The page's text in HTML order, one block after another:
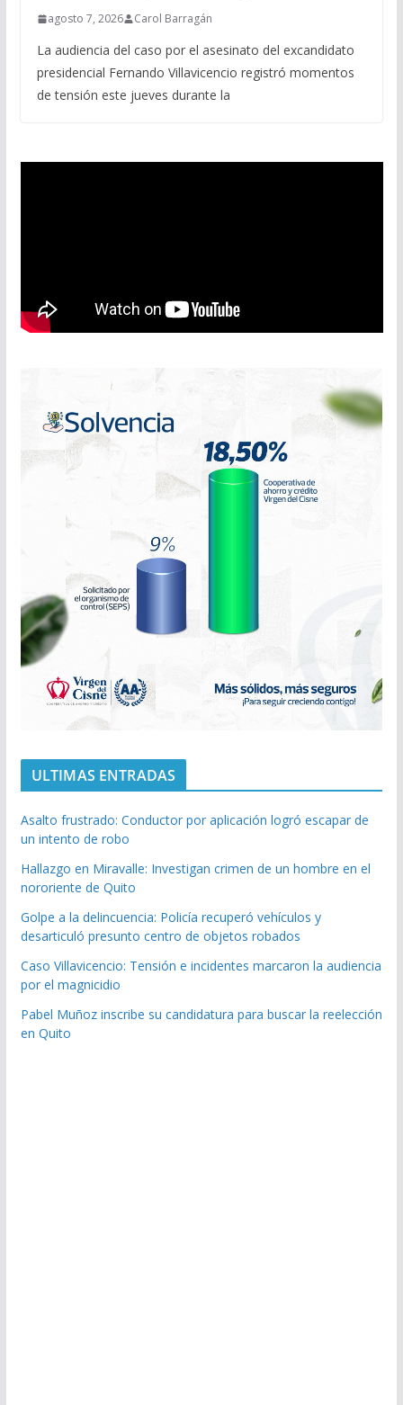
agosto 7, 2026 Carol Barragán
La audiencia del caso por el asesinato del excandidato
presidencial Fernando Villavicencio registró momentos
de tensión este jueves durante la
ULTIMAS ENTRADAS
Asalto frustrado: Conductor por aplicación logró escapar de
un intento de robo
Hallazgo en Miravalle: Investigan crimen de un hombre en el
nororiente de Quito
Golpe a la delincuencia: Policía recuperó vehículos y
desarticuló presunto centro de objetos robados
Caso Villavicencio: Tensión e incidentes marcaron la audiencia
por el magnicidio
Pabel Muñoz inscribe su candidatura para buscar la reelección
en Quito